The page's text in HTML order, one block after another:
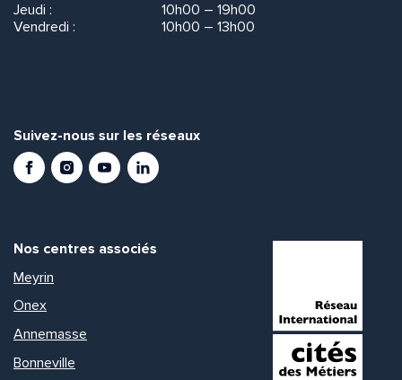
Jeudi :
10h00 – 19h00
Vendredi :
10h00 – 13h00
Suivez-nous sur les réseaux
FacebookInstagramYoutubeLinkedIn
Nos centres associés
Meyrin
Onex
Annemasse
Bonneville